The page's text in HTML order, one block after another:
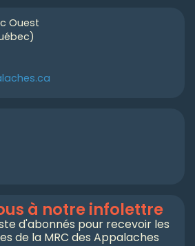
Ouest
à notre infolettre
d'abonnés pour recevoir les
de la MRC des Appalaches